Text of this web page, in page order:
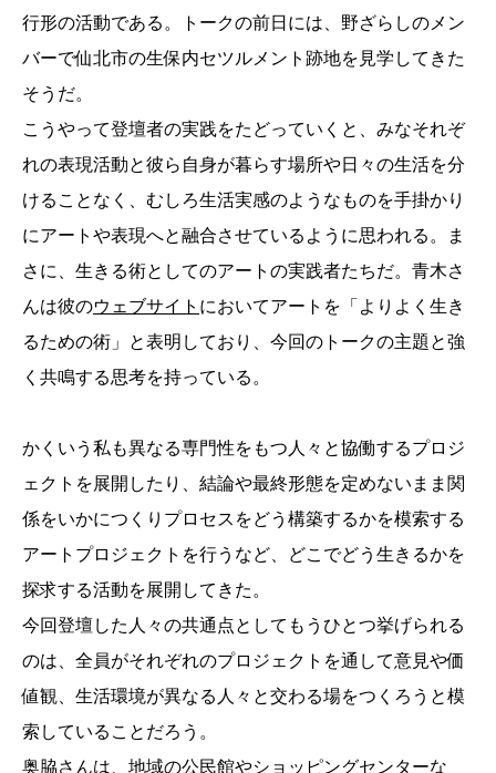
行形の活動である。トークの前日には、野ざらしのメン
バーで仙北市の生保内セツルメント跡地を見学してきた
そうだ。
こうやって登壇者の実践をたどっていくと、みなそれぞ
れの表現活動と彼ら自身が暮らす場所や日々の生活を分
けることなく、むしろ生活実感のようなものを手掛かり
にアートや表現へと融合させているように思われる。ま
さに、生きる術としてのアートの実践者たちだ。青木さ
んは彼のウェブサイト においてアートを「よりよく生き
るための術」と表明しており、今回のトークの主題と強
く共鳴する思考を持っている。
かくいう私も異なる専門性をもつ人々と協働するプロジ
ェクトを展開したり、結論や最終形態を定めないまま関
係をいかにつくりプロセスをどう構築するかを模索する
アートプロジェクトを行うなど、どこでどう生きるかを
探求する活動を展開してきた。
今回登壇した人々の共通点としてもうひとつ挙げられる
のは、全員がそれぞれのプロジェクトを通して意見や価
値観、生活環境が異なる人々と交わる場をつくろうと模
索していることだろう。
奥脇さんは、地域の公民館やショッピングセンターな